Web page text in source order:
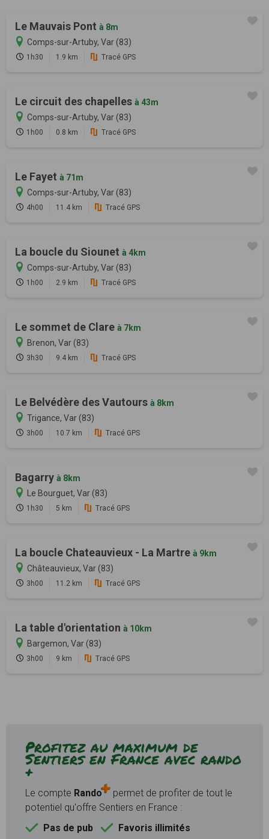
Le Mauvais Pont à 8m
Comps-sur-Artuby, Var (83)
1h30 1.9 km Tracé GPS
Le circuit des chapelles à 43m
Comps-sur-Artuby, Var (83)
1h00 0.8 km Tracé GPS
Le Fayet à 71m
Comps-sur-Artuby, Var (83)
4h00 11.4 km Tracé GPS
La boucle du Siounet à 4km
Comps-sur-Artuby, Var (83)
1h00 2.9 km Tracé GPS
Le sommet de Clare à 7km
Brenon, Var (83)
3h30 9.4 km Tracé GPS
Le Belvédère des Vautours à 8km
Trigance, Var (83)
3h00 10.7 km Tracé GPS
Bagarry à 8km
Le Bourguet, Var (83)
1h30 5 km Tracé GPS
La boucle Chateauvieux - La Martre à 9km
Châteauvieux, Var (83)
3h00 11.2 km Tracé GPS
La table d'orientation à 10km
Bargemon, Var (83)
3h00 9 km Tracé GPS
Profitez au maximum de
Sentiers en France avec rando
+
Le compte Rando
permet de profiter de tout le
potentiel qu'offre Sentiers en France :
Pas de pub
Favoris illimités